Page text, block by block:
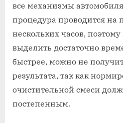
все механизмы
процедура проводится на
нескольких часов,
выделить достаточно
быстрее, можно не
результата, так как
очистительной смеси
постепенным.